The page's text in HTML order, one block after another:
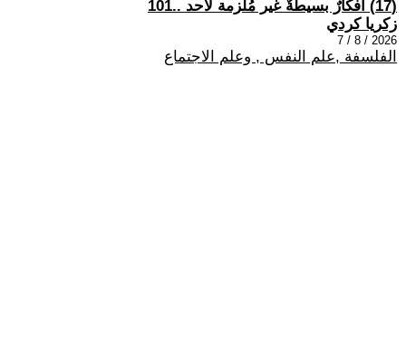
(17) أفكارٌ بسيطةٌ غير مُلزمة لأحد ..101
زكريا كردي
2026 / 8 / 7
الفلسفة ,علم النفس , وعلم الاجتماع